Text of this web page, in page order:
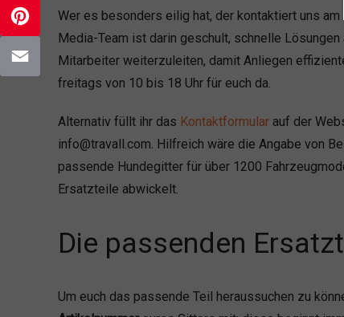
Wer es besonders eilig hat, der kontaktiert uns am
Media-Team ist darin geschult, schnelle
Mitarbeiter weiterzuleiten, damit Anliegen
freitags von 10 bis 18 Uhr für euch da.
Alternativ füllt ihr das Kontaktformular auf der
info@travall.com. Hilfreich wäre die Angabe von
passende Hundegitter für über 1200
Ersatzteile abwickelt.
Die passenden
Um euch das passende Teil heraussuchen zu
LinkedIn
Pinterest